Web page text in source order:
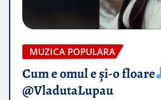
MUZICA POPULARA
Cum e omul e și-o floare
@VladutaLupau